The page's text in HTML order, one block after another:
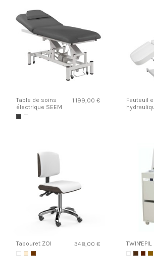
Table de soins
électrique SEEM
1 199,00 €
Fauteuil
Tabouret ZOI 348,00 € TWIN'EPIL